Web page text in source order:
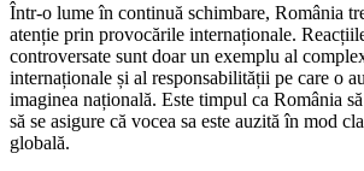
Într-o lume în continuă schimbare, România
atenție prin provocările internaționale.
controversate sunt doar un exemplu al
internaționale și al responsabilității pe care o
imaginea națională. Este timpul ca România
să se asigure că vocea sa este auzită în mod
globală.